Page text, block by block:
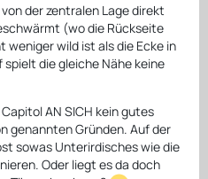
der zentralen Lage direkt
(wo die Rückseite
weniger wild ist als die Ecke in
die gleiche Nähe keine
AN SICH kein gutes
genannten Gründen. Auf der
sowas Unterirdisches wie die
Oder liegt es da doch